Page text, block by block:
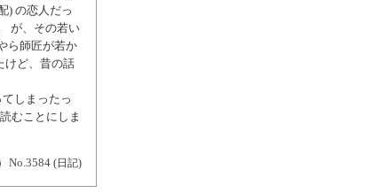
) の恋人だっ
が、その若い
ら師匠が若か
けど、昔の話
しまったっ
むことにしま
No.3584 (日記)